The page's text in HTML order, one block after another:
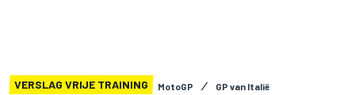
VERSLAG VRIJE TRAINING MotoGP GP van Italië